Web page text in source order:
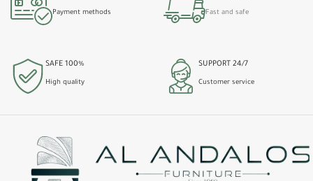
Fast and safe
Payment methods
24/7 SUPPORT
Customer service
100% SAFE
High quality